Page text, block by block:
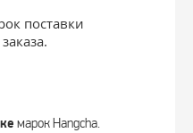
поставки
марок Hangcha.